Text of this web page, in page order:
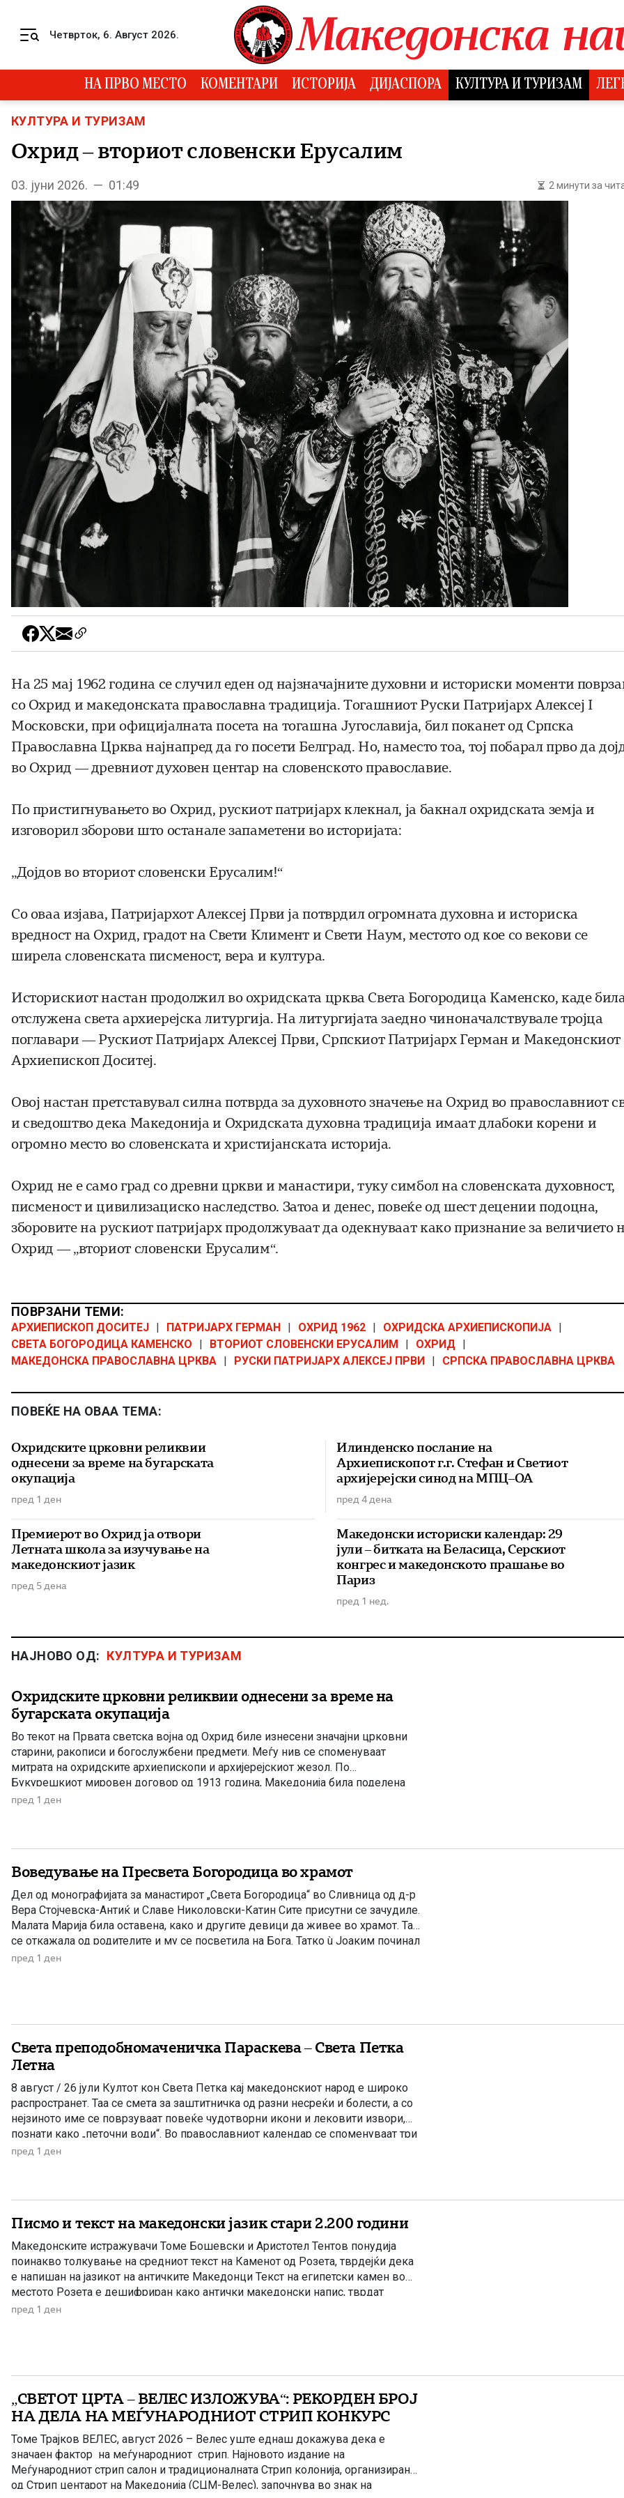
Четврток, 6. Август 2026.
НА ПРВО МЕСТО КОМЕНТАРИ ИСТОРИЈА ДИЈАСПОРА КУЛТУРА И ТУРИЗАМ
КУЛТУРА И ТУРИЗАМ
Охрид – вториот словенски Ерусалим
03. јуни 2026. — 01:49 2 минути за
На 25 мај 1962 година се случил еден од најзначајните духовни и историски моменти
со Охрид и македонската православна традиција. Тогашниот Руски ПатријархАлексеј I
Московски, при официјалната посета на тогашна Југославија, бил поканет од Српска
Православна Цркванајнапред да го посети Белград. Но, наместо тоа, тој побарал прво да
во Охрид — древниот духовен центар на словенското православие.
По пристигнувањето во Охрид, рускиот патријарх клекнал, ја бакнал охридската земја и
изговорил зборови што останале запаметени во историјата:
„Дојдов во вториот словенски Ерусалим!“
Со оваа изјава, Патријархот Алексеј Први ја потврдил огромната духовна и историска
вредност на Охрид, градот на Свети Климент и Свети Наум, местото од кое со векови се
ширела словенската писменост, вера и култура.
Историскиот настан продолжил во охридската црква Света Богородица Каменско, каде
отслужена света архиерејска литургија. На литургијата заедно чиноначалствувале тројца
поглавари — Рускиот Патријарх Алексеј Први, Српскиот Патријарх Герман и Македонскиот
АрхиепископДоситеј.
Овој настан претставувал силна потврда за духовното значење на Охрид во православниот
и сведоштво дека Македонија и Охридската духовна традиција имаат длабоки корени и
огромно место во словенската и христијанската историја.
Охрид не е само град со древни цркви и манастири, туку симбол на словенската духовност,
писменост и цивилизациско наследство. Затоа и денес, повеќе од шест децении подоцна,
зборовите на рускиот патријарх продолжуваат да одекнуваат како признание за величието
Охрид — „вториот словенски Ерусалим“.
ПОВРЗАНИ ТЕМИ:
АРХИЕПИСКОП ДОСИТЕЈ ПАТРИЈАРХ ГЕРМАН ОХРИД 1962 ОХРИДСКА АРХИЕПИСКОПИЈА
СВЕТА БОГОРОДИЦА КАМЕНСКО
ВТОРИОТ СЛОВЕНСКИ ЕРУСАЛИМ ОХРИД
МАКЕДОНСКА ПРАВОСЛАВНА ЦРКВА
РУСКИ ПАТРИЈАРХ АЛЕКСЕЈ ПРВИ СРПСКА ПРАВОСЛАВНА ЦРКВА
ПОВЕЌЕ НА ОВАА ТЕМА:
Охридските црковни реликвии
однесени за време на бугарската
окупација
пред 1 ден
Илинденско послание на
Архиепископот г.г. Стефан и Светиот
архијерејски синод на МПЦ–ОА
пред 4 дена
Премиерот во Охрид ја отвори
Летната школа за изучување на
македонскиот јазик
пред 5 дена
Македонски историски календар: 29
јули – битката на Беласица, Серскиот
конгрес и македонското прашање во
Париз
пред 1 нед.
НАЈНОВО ОД: КУЛТУРА И ТУРИЗАМ
Охридските црковни реликвии однесени за време на
бугарската окупација
Во текот на Првата светска војна од Охрид биле изнесени значајни црковни
старини, ракописи и богослужбени предмети. Меѓу нив се споменуваат
митрата на охридските архиепископи и архијерејскиот жезол. По
Букурешкиот мировен договор од 1913 година, Македонија била поделена
меѓу соседните држави, а Вардарскиот дел потпаднал под власта на
пред 1 ден
Воведување на Пресвета Богородица во храмот
Дел од монографијата за манастирот „Света Богородица“ во Сливница од д-р
Вера Стојчевска-Антиќ и Славе Николовски-Катин Сите присутни се зачудиле.
Малата Марија била оставена, како и другите девици да живее во храмот. Таа
се откажала од родителите и му се посветила на Бога. Татко ù Јоаким починал
на 80 години. Ана останала сама и се […]
пред 1 ден
Света преподобномаченичка Параскева – Света Петка
Летна
8 август / 26 јули Култот кон Света Петка кај македонскиот народ е широко
распространет. Таа се смета за заштитничка од разни несреќи и болести, а со
нејзиното име се поврзуваат повеќе чудотворни икони и лековити извори,
познати како „петочни води“. Во православниот календар се споменуваат три
светителки со името Параскева – Петка, поради што […]
пред 1 ден
Писмо и текст на македонски јазик стари 2.200 години
Македонските истражувачи Томе Бошевски и Аристотел Тентов понудија
поинакво толкување на средниот текст на Каменот од Розета, тврдејќи дека
е напишан на јазикот на античките Македонци Текст на египетски камен во
местото Розета е дешифриран како антички македонски напис, тврдат
македонските научници академик Томе Бошевски и проф. Аристотел Тентов
пред 1 ден
„СВЕТОТ ЦРТА – ВЕЛЕС ИЗЛОЖУВА“: РЕКОРДЕН БРОЈ
НА ДЕЛА НА МЕЃУНАРОДНИОТ СТРИП КОНКУРС
Томе Трајков ВЕЛЕС, август 2026 – Велес уште еднаш докажува дека е
значаен фактор на меѓународниот стрип. Најновото издание на
Меѓународниот стрип салон и традиционалната Стрип колонија, организирани
од Стрип центарот на Македонија (СЦМ-Велес), започнува во знак на